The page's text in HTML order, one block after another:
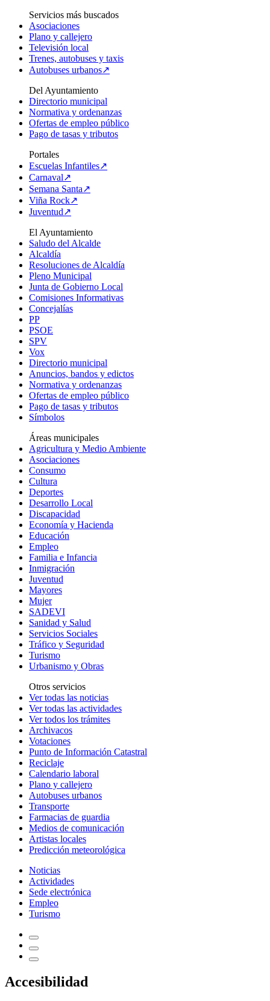
Servicios más buscados
Asociaciones
Plano y callejero
Televisión local
Trenes, autobuses y taxis
Autobuses urbanos↗
Del Ayuntamiento
Directorio municipal
Normativa y ordenanzas
Ofertas de empleo público
Pago de tasas y tributos
Portales
Escuelas Infantiles↗
Carnaval↗
Semana Santa↗
Viña Rock↗
Juventud↗
El Ayuntamiento
Saludo del Alcalde
Alcaldía
Resoluciones de Alcaldía
Pleno Municipal
Junta de Gobierno Local
Comisiones Informativas
Concejalías
PP
PSOE
SPV
Vox
Directorio municipal
Anuncios, bandos y edictos
Normativa y ordenanzas
Ofertas de empleo público
Pago de tasas y tributos
Símbolos
Áreas municipales
Agricultura y Medio Ambiente
Asociaciones
Consumo
Cultura
Deportes
Desarrollo Local
Discapacidad
Economía y Hacienda
Educación
Empleo
Familia e Infancia
Inmigración
Juventud
Mayores
Mujer
SADEVI
Sanidad y Salud
Servicios Sociales
Tráfico y Seguridad
Turismo
Urbanismo y Obras
Otros servicios
Ver todas las noticias
Ver todas las actividades
Ver todos los trámites
Archivacos
Votaciones
Punto de Información Catastral
Reciclaje
Calendario laboral
Plano y callejero
Autobuses urbanos
Transporte
Farmacias de guardia
Medios de comunicación
Artistas locales
Predicción meteorológica
Noticias
Actividades
Sede electrónica
Empleo
Turismo
Accesibilidad